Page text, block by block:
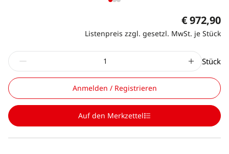
€ 972,90
Listenpreis zzgl. gesetzl. MwSt. je Stück
Stück
Anmelden / Registrieren
Auf den Merkzettel